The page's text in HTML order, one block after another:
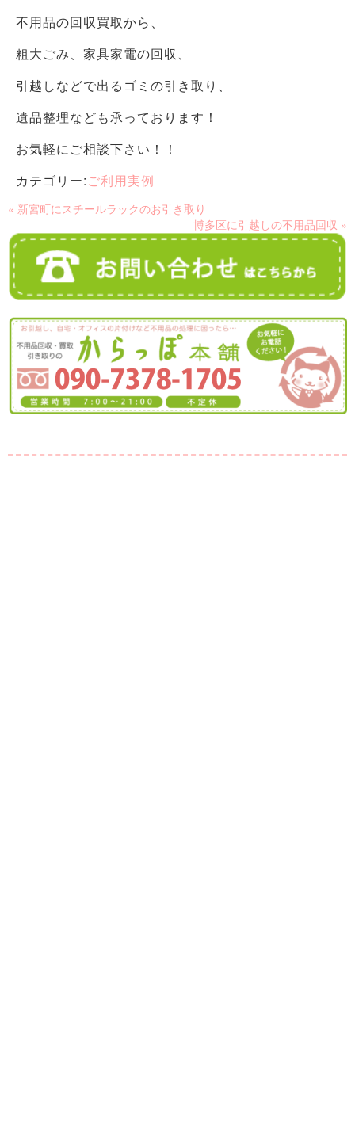
不用品の回収買取から、
粗大ごみ、家具家電の回収、
引越しなどで出るゴミの引き取り、
遺品整理なども承っております！
お気軽にご相談下さい！！
カテゴリー:ご利用実例
« 新宮町にスチールラックのお引き取り
博多区に引越しの不用品回収 »